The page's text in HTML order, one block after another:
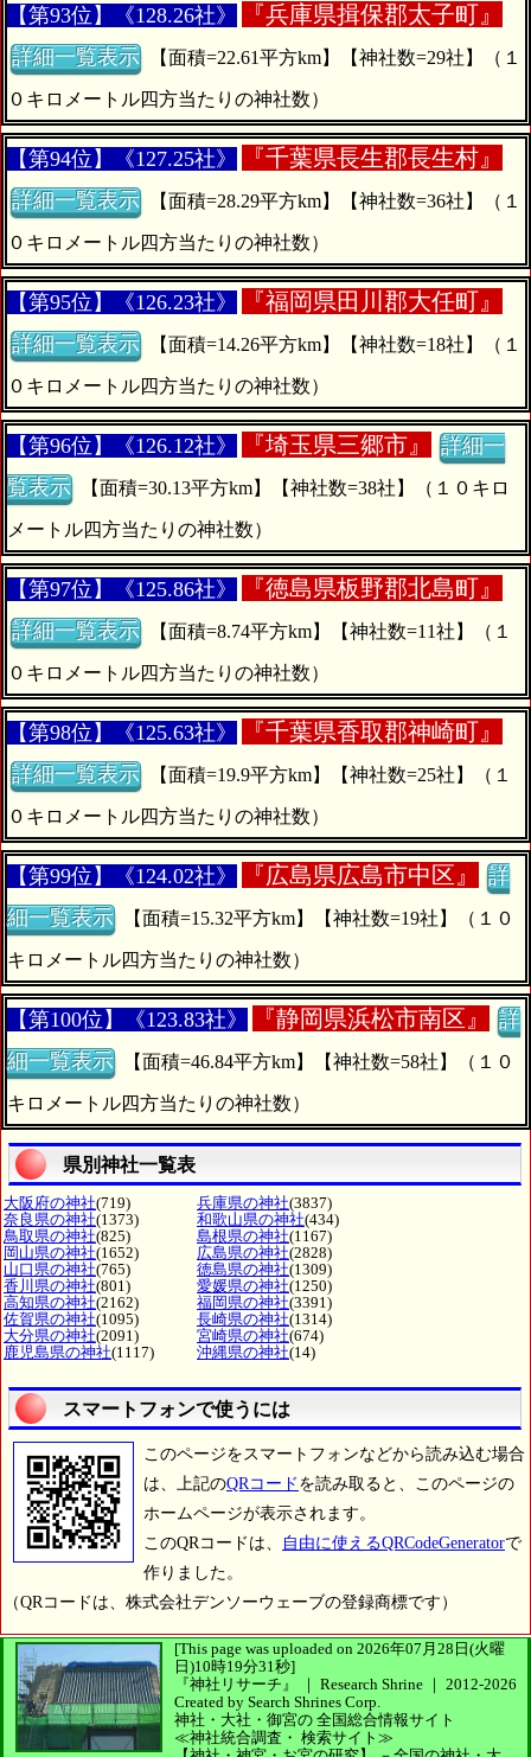
【第93位】《128.26社》 『兵庫県揖保郡太子町』
詳細一覧表示
０キロメートル四方当たりの神社数）
【第94位】《127.25社》 『千葉県長生郡長生村』
詳細一覧表示
０キロメートル四方当たりの神社数）
【第95位】《126.23社》 『福岡県田川郡大任町』
詳細一覧表示
０キロメートル四方当たりの神社数）
【第96位】《126.12社》 『埼玉県三郷市』
詳細一
覧表示
メートル四方当たりの神社数）
【第97位】《125.86社》 『徳島県板野郡北島町』
詳細一覧表示
０キロメートル四方当たりの神社数）
【第98位】《125.63社》 『千葉県香取郡神崎町』
詳細一覧表示
０キロメートル四方当たりの神社数）
【第99位】《124.02社》 『広島県広島市中区』
詳
細一覧表示
キロメートル四方当たりの神社数）
【第100位】《123.83社》 『静岡県浜松市南区』
詳
細一覧表示
キロメートル四方当たりの神社数）
県別神社一覧表
大阪府の神社(719) 兵庫県の神社(3837)
奈良県の神社(1373) 和歌山県の神社(434)
鳥取県の神社(825) 島根県の神社(1167)
岡山県の神社(1652) 広島県の神社(2828)
山口県の神社(765) 徳島県の神社(1309)
香川県の神社(801) 愛媛県の神社(1250)
高知県の神社(2162) 福岡県の神社(3391)
佐賀県の神社(1095) 長崎県の神社(1314)
大分県の神社(2091) 宮崎県の神社(674)
鹿児島県の神社(1117) 沖縄県の神社(14)
スマートフォンで使うには
このページをスマートフォンなどから読み込む場合
は、上記のQRコード を読み取ると、このページの
ホームページが表示されます。
このQRコードは、
自由に使えるQRCodeGeneratorで
作りました。
（QRコードは、株式会社デンソーウェーブの登録商標です）
[This page was uploaded on 2026年07月28日(火曜
日)10時19分31秒]
『神社リサーチ』 ｜ Research Shrine ｜ 2012-2026
Created by Search Shrines Corp.
神社・大社・御宮の 全国総合情報サイト
≪神社統合調査・ 検索サイト≫